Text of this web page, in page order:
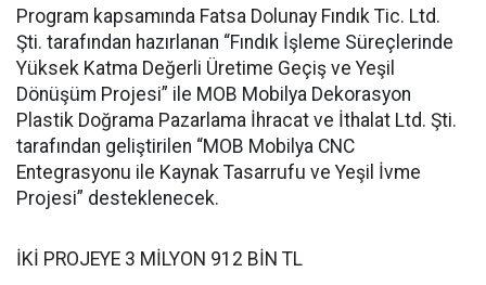
Program kapsamında Fatsa Dolunay Fındık Tic. Ltd.
Şti. tarafından hazırlanan “Fındık İşleme Süreçlerinde
Yüksek Katma Değerli Üretime Geçiş ve Yeşil
Dönüşüm Projesi” ile MOB Mobilya Dekorasyon
Plastik Doğrama Pazarlama İhracat ve İthalat Ltd. Şti.
tarafından geliştirilen “MOB Mobilya CNC
Entegrasyonu ile Kaynak Tasarrufu ve Yeşil İvme
Projesi” desteklenecek.
İKİ PROJEYE 3 MİLYON 912 BİN TL